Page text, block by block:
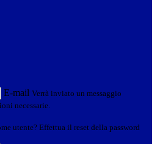
E-mail Verrà inviato un messaggio
necessarie.
utente? Effettua il reset della password